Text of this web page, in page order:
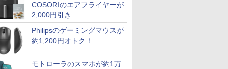
COSORIのエアフライヤーが
2,000円引き
Philipsのゲーミングマウスが
約1,200円オトク！
モトローラのスマホが約1万